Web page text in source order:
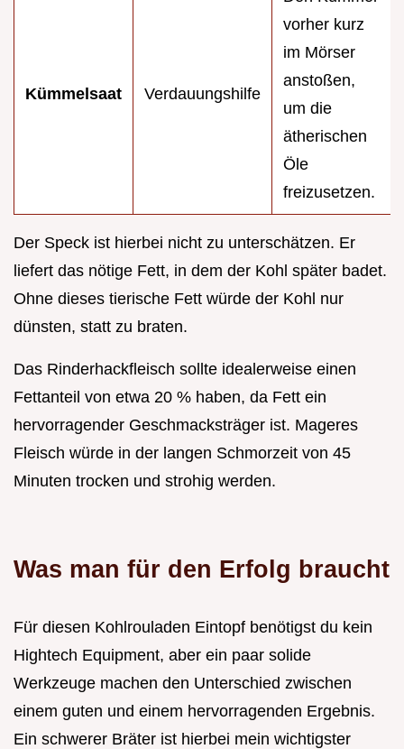
Kümmelsaat Verdauungshilfe
vorher kurz
im Mörser
anstoßen,
um die
ätherischen
Öle
freizusetzen.
Der Speck ist hierbei nicht zu unterschätzen. Er
liefert das nötige Fett, in dem der Kohl später badet.
Ohne dieses tierische Fett würde der Kohl nur
dünsten, statt zu braten.
Das Rinderhackfleisch sollte idealerweise einen
Fettanteil von etwa 20 % haben, da Fett ein
hervorragender Geschmacksträger ist. Mageres
Fleisch würde in der langen Schmorzeit von 45
Minuten trocken und strohig werden.
Was man für den Erfolg braucht
Für diesen Kohlrouladen Eintopf benötigst du kein
Hightech Equipment, aber ein paar solide
Werkzeuge machen den Unterschied zwischen
einem guten und einem hervorragenden Ergebnis.
Ein schwerer Bräter ist hierbei mein wichtigster